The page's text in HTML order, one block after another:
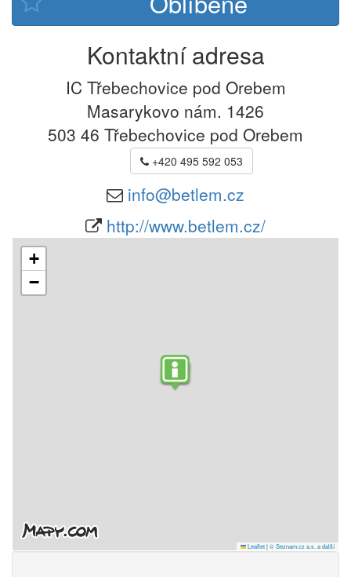
Kontaktní adresa
IC Třebechovice pod Orebem
Masarykovo nám. 1426
503 46 Třebechovice pod Orebem
+420 495 592 053
info@betlem.cz
http://www.betlem.cz/
+
−
Leaflet|© Seznam.cz a.s. a další